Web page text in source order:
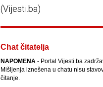
(Vijesti.ba)
Chat čitatelja
NAPOMENA- Portal Vijesti.ba
Mišljenja iznešena u chatu nisu
čitanje.